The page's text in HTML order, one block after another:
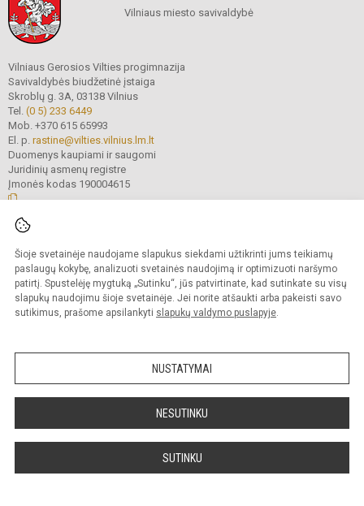
Šioje svetainėje naudojame slapukus siekdami užtikrinti jums teikiamų
paslaugų kokybę, analizuoti svetainės naudojimą ir optimizuoti naršymo
patirtį. Spustelėję mygtuką „Sutinku“, jūs patvirtinate, kad sutinkate su visų
slapukų naudojimu šioje svetainėje. Jei norite atšaukti arba pakeisti savo
sutikimus, prašome apsilankyti slapukų valdymo puslapyje.
NUSTATYMAI
NESUTINKU
SUTINKU
Vilniaus miesto savivaldybė
Vilniaus Gerosios Vilties progimnazija
Savivaldybės biudžetinė įstaiga
Skroblų g. 3A, 03138 Vilnius
Tel. (0 5) 233 6449
Mob. +370 615 65993
El. p. rastine@vilties.vilnius.lm.lt
Duomenys kaupiami ir saugomi
Juridinių asmenų registre
Įmonės kodas 190004615
Kopijuoti turinį be raštiško progimnazijos administracijos sutikimo griežtai
draudžiama.
Prieinamumo paraiška Slapukų valdymas
Sumanus būdas atnaujinti